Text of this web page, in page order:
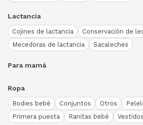
Lactancia
Cojines de lactancia
Conservación de
Mecedoras de lactancia
Sacaleches
Para mamá
Ropa
Bodies bebé Conjuntos Otros
Primera puesta
Ranitas bebé